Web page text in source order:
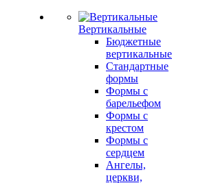
Вертикальные
Бюджетные
вертикальные
Стандартные
формы
Формы с
барельефом
Формы с
крестом
Формы с
сердцем
Ангелы,
церкви,